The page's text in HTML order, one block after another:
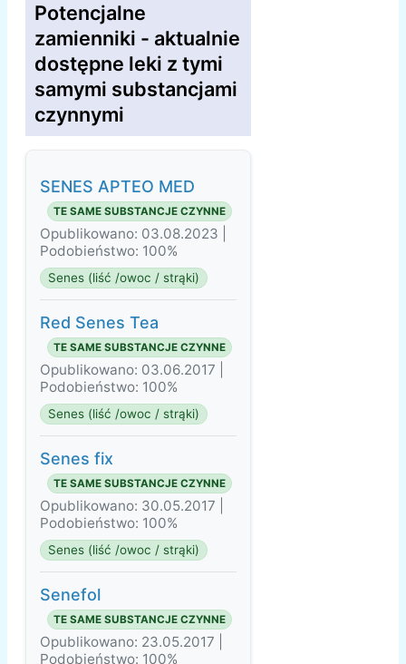
Potencjalne
zamienniki - aktualnie
dostępne leki z tymi
samymi substancjami
czynnymi
SENES APTEO MED
TE SAME SUBSTANCJE CZYNNE
Opublikowano: 03.08.2023 |
Podobieństwo: 100%
Senes (liść /owoc / strąki)
Red Senes Tea
TE SAME SUBSTANCJE CZYNNE
Opublikowano: 03.06.2017 |
Podobieństwo: 100%
Senes (liść /owoc / strąki)
Senes fix
TE SAME SUBSTANCJE CZYNNE
Opublikowano: 30.05.2017 |
Podobieństwo: 100%
Senes (liść /owoc / strąki)
Senefol
TE SAME SUBSTANCJE CZYNNE
Opublikowano: 23.05.2017 |
Podobieństwo: 100%